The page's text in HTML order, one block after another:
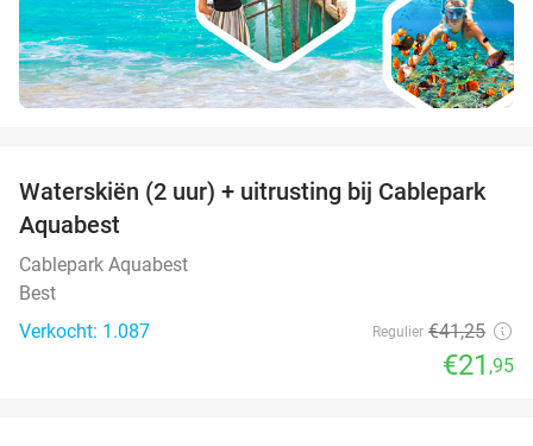
47%
Waterskiën (2 uur) + uitrusting bij Cablepark
Aquabest
Cablepark Aquabest
Best
Verkocht: 1.087
Regulier €41,25
€21 ,95